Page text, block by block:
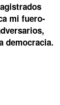
mi fuero-
democracia.